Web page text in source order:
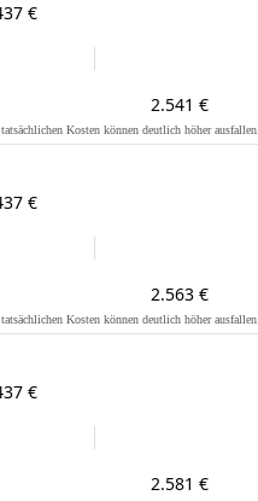
€
2.541 €
Kosten können deutlich höher ausfallen.
€
2.563 €
Kosten können deutlich höher ausfallen.
€
2.581 €